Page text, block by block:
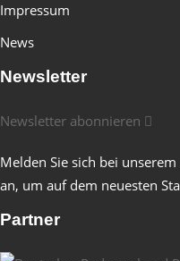
Impressum
News
Newsletter
Newsletter abonnieren
Melden Sie sich bei
an, um auf dem neuesten
Partner